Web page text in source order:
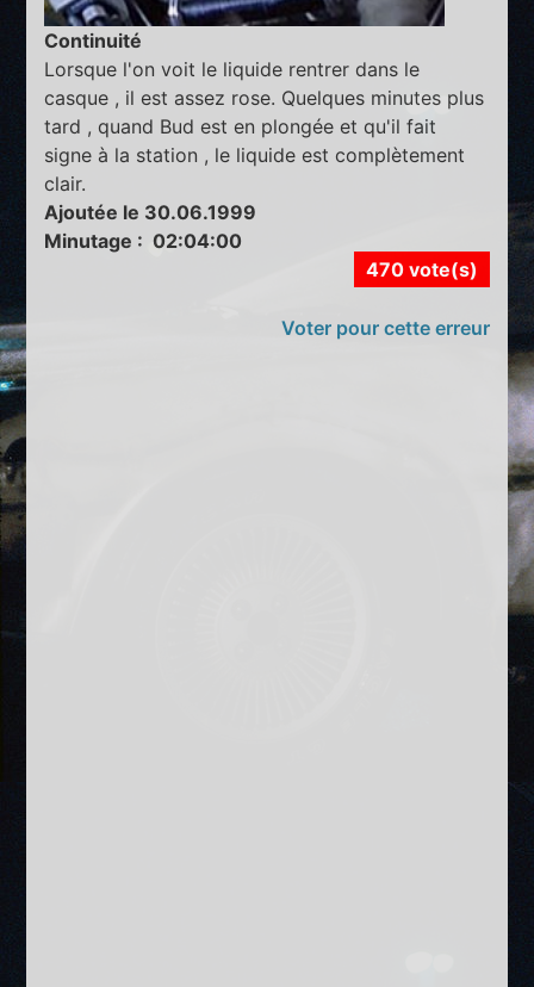
Continuité
Lorsque l'on voit le liquide rentrer dans le
casque , il est assez rose. Quelques minutes plus
tard , quand Bud est en plongée et qu'il fait
signe à la station , le liquide est complètement
clair.
Ajoutée le 30.06.1999
Minutage : 02:04:00
470 vote(s)
Voter pour cette erreur